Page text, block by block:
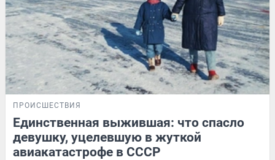
ПРОИСШЕСТВИЯ
Единственная выжившая: что спасло
девушку, уцелевшую в жуткой
авиакатастрофе в СССР